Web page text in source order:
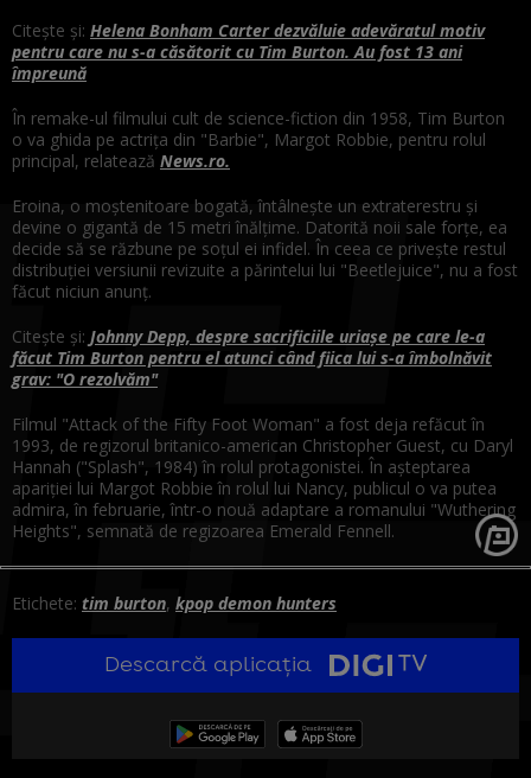
Citește și: Helena Bonham Carter dezvăluie adevăratul motiv
pentru care nu s-a căsătorit cu Tim Burton. Au fost 13 ani
împreună
În remake-ul filmului cult de science-fiction din 1958, Tim Burton
o va ghida pe actriţa din "Barbie", Margot Robbie, pentru rolul
principal, relatează News.ro.
Eroina, o moştenitoare bogată, întâlneşte un extraterestru şi
devine o gigantă de 15 metri înălţime. Datorită noii sale forţe, ea
decide să se răzbune pe soţul ei infidel. În ceea ce priveşte restul
distribuţiei versiunii revizuite a părintelui lui "Beetlejuice", nu a fost
făcut niciun anunţ.
Citește și: Johnny Depp, despre sacrificiile uriașe pe care le-a
făcut Tim Burton pentru el atunci când fiica lui s-a îmbolnăvit
grav: "O rezolvăm"
Filmul "Attack of the Fifty Foot Woman" a fost deja refăcut în
1993, de regizorul britanico-american Christopher Guest, cu Daryl
Hannah ("Splash", 1984) în rolul protagonistei. În aşteptarea
apariţiei lui Margot Robbie în rolul lui Nancy, publicul o va putea
admira, în februarie, într-o nouă adaptare a romanului "Wuthering
Heights", semnată de regizoarea Emerald Fennell.
Etichete: tim burton, kpop demon hunters
Descarcă aplicația